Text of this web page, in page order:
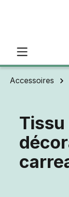
Accessoires